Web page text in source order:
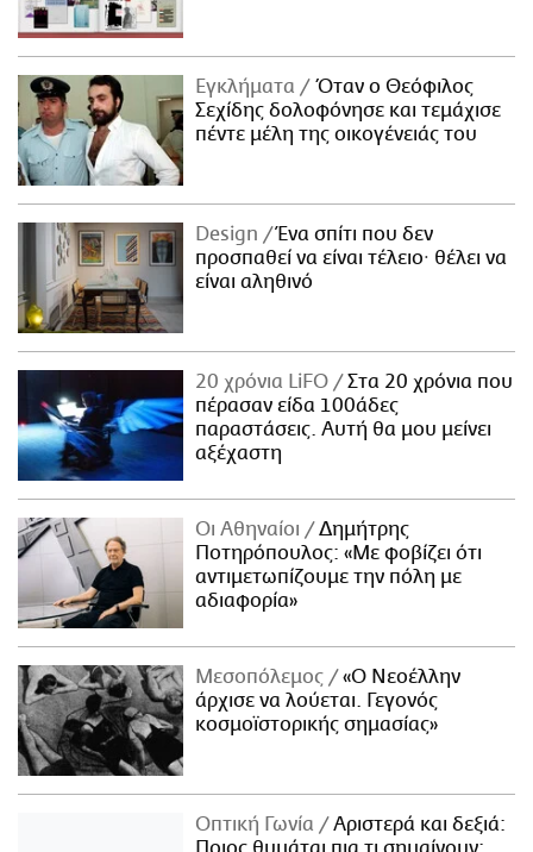
Εγκλήματα
Όταν ο Θεόφιλος
Σεχίδης δολοφόνησε και τεμάχισε
πέντε μέλη της οικογένειάς του
Design
Ένα σπίτι που δεν
προσπαθεί να είναι τέλειο· θέλει να
είναι αληθινό
20 χρόνια LiFO
Στα 20 χρόνια που
πέρασαν είδα 100άδες
παραστάσεις. Αυτή θα μου μείνει
αξέχαστη
Οι Αθηναίοι
Δημήτρης
Ποτηρόπουλος: «Με φοβίζει ότι
αντιμετωπίζουμε την πόλη με
αδιαφορία»
Μεσοπόλεμος
«Ο Νεοέλλην
άρχισε να λούεται. Γεγονός
κοσμοϊστορικής σημασίας»
Οπτική Γωνία
Αριστερά και δεξιά: